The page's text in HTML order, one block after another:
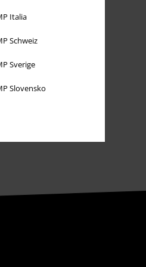
Italia
Schweiz
Sverige
Slovensko